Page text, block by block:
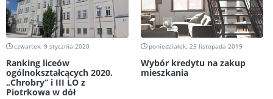
czwartek, 9 stycznia 2020
Ranking liceów
ogólnokształcących 2020.
„Chrobry” i III LO z
Piotrkowa w dół
poniedziałek, 25 listopada 2019
Wybór kredytu na zakup
mieszkania